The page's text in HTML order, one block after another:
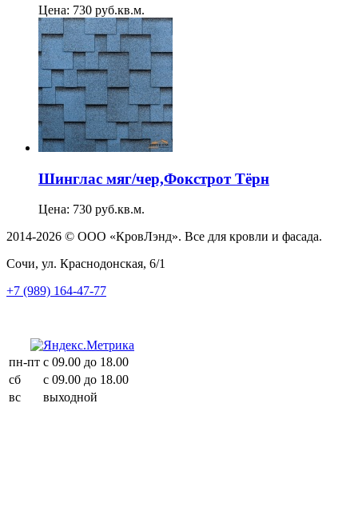
Цена: 730 руб.кв.м.
Шинглас мяг/чер,Фокстрот Тёрн
Цена: 730 руб.кв.м.
2014-2026 © ООО «КровЛэнд». Все для кровли и фасада.
Сочи, ул. Краснодонская, 6/1
+7 (989) 164-47-77
пн-пт с 09.00 до 18.00
сб
с 09.00 до 18.00
вс
выходной